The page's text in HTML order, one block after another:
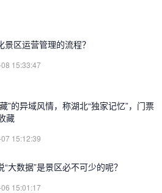
景区运营管理的流程？
15:33:47
”的异域风情，称湖北“独家记忆”，门票
藏
15:12:39
“大数据”是景区必不可少的呢？
15:01:17